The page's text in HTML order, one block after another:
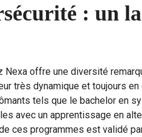
: un
offre une diversité
très dynamique et toujours
tels que le bachelor en
avec un apprentissage en
ces programmes est validé